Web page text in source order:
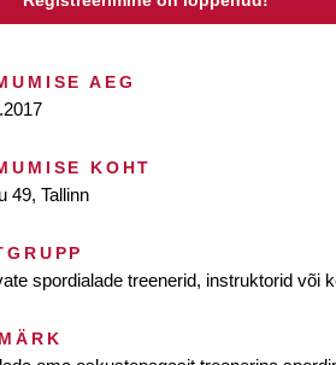
AEG
KOHT
49, Tallinn
spordialade treenerid, instruktorid või